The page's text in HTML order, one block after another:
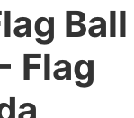
Ball
Flag